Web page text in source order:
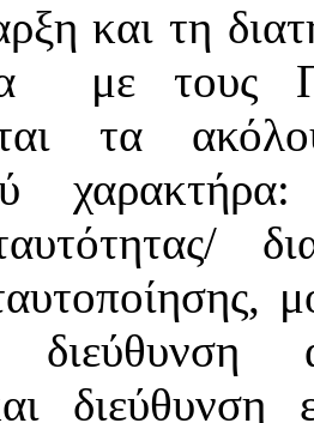
και τη
με τους
τα
διεύθυνση
διεύθυνση